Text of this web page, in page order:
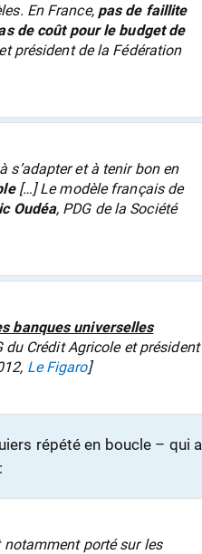
En France, pas de faillite
de coût pour le budget de
président de la Fédération
s’adapter et à tenir bon en
[…] Le modèle français de
Oudéa, PDG de la Société
banques universelles
du Crédit Agricole et président
Le Figaro]
répété en boucle – qui a
notamment porté sur les